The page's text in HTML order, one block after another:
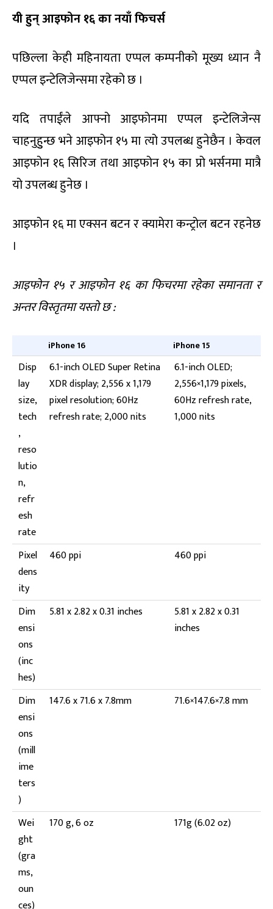
यी हुन् आइफोन १६ का नयाँ फिचर्स
पछिल्ला केही महिनायता एप्पल कम्पनीको मूख्य ध्यान नै
एप्पल इन्टेलिजेन्समा रहेको छ ।
यदि तपाईंले आफ्नो आइफोनमा एप्पल इन्टेलिजेन्स
चाहनुहुुन्छ भने आइफोन १५ मा त्यो उपलब्ध हुनेछैन । केवल
आइफोन १६ सिरिज तथा आइफोन १५ का प्रो भर्सनमा मात्रै
यो उपलब्ध हुनेछ ।
आइफोन १६ मा एक्सन बटन र क्यामेरा कन्ट्रोल बटन रहनेछ
।
आइफोन १५ र आइफोन १६ का फिचरमा रहेका समानता र
अन्तर विस्तृतमा यस्तो छ :
iPhone 16 iPhone 15
Disp
lay
size,
tech
,
reso
lutio
n,
refr
esh
rate
6.1-inch OLED Super Retina
XDR display; 2,556 x 1,179
pixel resolution; 60Hz
refresh rate; 2,000 nits
6.1-inch OLED;
2,556×1,179 pixels,
60Hz refresh rate,
1,000 nits
Pixel
dens
ity
460 ppi 460 ppi
Dim
ensi
ons
(inc
hes)
5.81 x 2.82 x 0.31 inches
5.81 x 2.82 x 0.31
inches
Dim
ensi
ons
(mill
ime
ters
)
147.6 x 71.6 x 7.8mm 71.6×147.6×7.8 mm
Wei
ght
(gra
ms,
oun
ces)
170 g, 6 oz 171g (6.02 oz)